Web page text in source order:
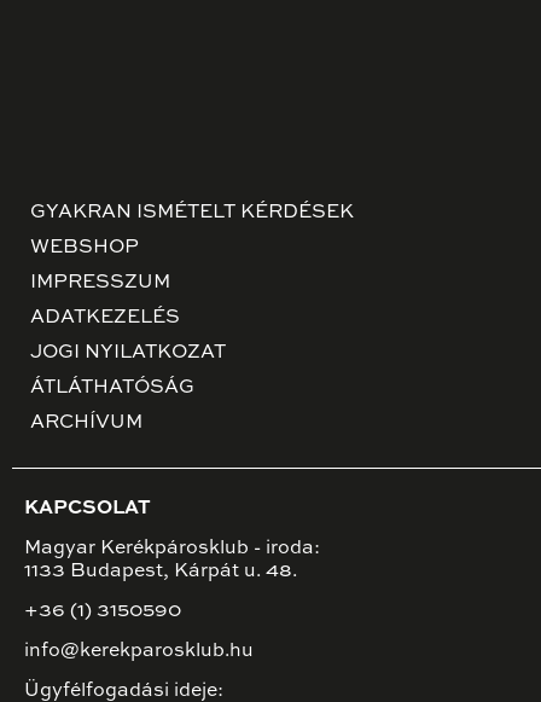
GYAKRAN ISMÉTELT KÉRDÉSEK
WEBSHOP
IMPRESSZUM
ADATKEZELÉS
JOGI NYILATKOZAT
ÁTLÁTHATÓSÁG
ARCHÍVUM
KAPCSOLAT
Magyar Kerékpárosklub - iroda:
1133 Budapest, Kárpát u. 48.
+36 (1) 3150590
info@kerekparosklub.hu
Ügyfélfogadási ideje: